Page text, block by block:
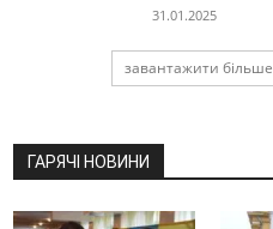
31.01.2025
завантажити більше
ГАРЯЧІ НОВИНИ